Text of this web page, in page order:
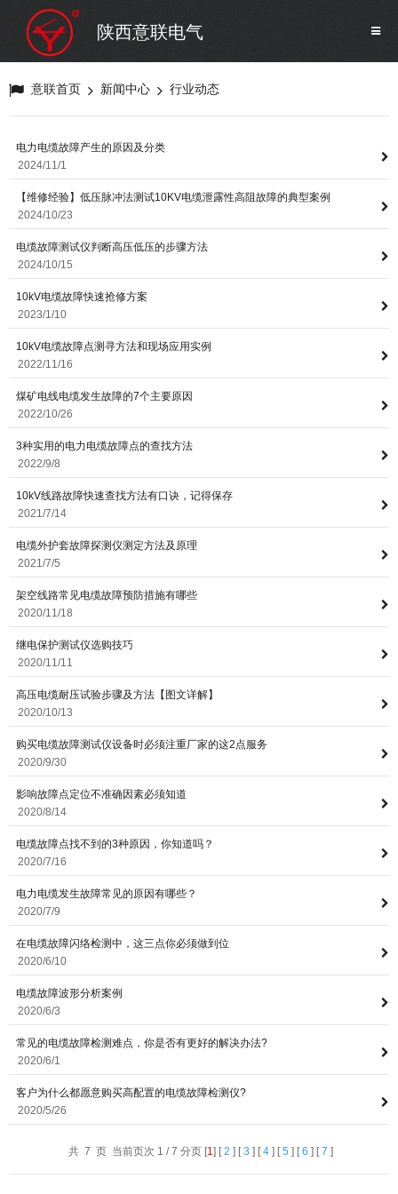
继电保护/互感器试验设备
自动化
修试辅助设备
意联新品推荐
陕西意联电气
意联首页 新闻中心 行业动态
电力电缆故障产生的原因及分类
2024/11/1
【维修经验】低压脉冲法测试10KV电缆泄露性高阻故障的典型案例
2024/10/23
电缆故障测试仪判断高压低压的步骤方法
2024/10/15
10kV电缆故障快速抢修方案
2023/1/10
10kV电缆故障点测寻方法和现场应用实例
2022/11/16
煤矿电线电缆发生故障的7个主要原因
2022/10/26
3种实用的电力电缆故障点的查找方法
2022/9/8
10kV线路故障快速查找方法有口诀，记得保存
2021/7/14
电缆外护套故障探测仪测定方法及原理
2021/7/5
架空线路常见电缆故障预防措施有哪些
2020/11/18
继电保护测试仪选购技巧
2020/11/11
高压电缆耐压试验步骤及方法【图文详解】
2020/10/13
购买电缆故障测试仪设备时必须注重厂家的这2点服务
2020/9/30
影响故障点定位不准确因素必须知道
2020/8/14
电缆故障点找不到的3种原因，你知道吗？
2020/7/16
电力电缆发生故障常见的原因有哪些？
2020/7/9
在电缆故障闪络检测中，这三点你必须做到位
2020/6/10
电缆故障波形分析案例
2020/6/3
常见的电缆故障检测难点，你是否有更好的解决办法?
2020/6/1
客户为什么都愿意购买高配置的电缆故障检测仪?
2020/5/26
共 7 页 当前页次 1 / 7 分页 [1] [2 ] [3 ] [4] [5 ] [6 ] [7 ]